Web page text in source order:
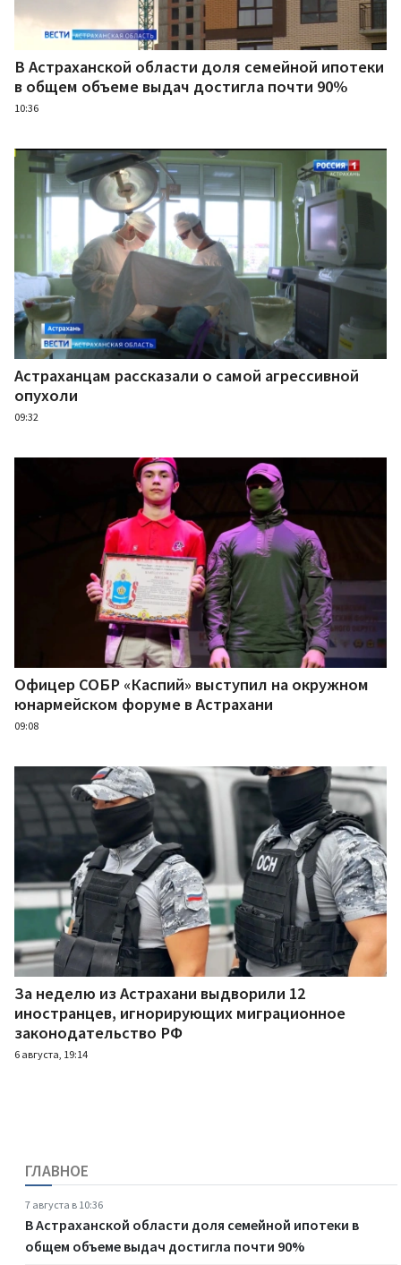
В Астраханской области доля семейной ипотеки
в общем объеме выдач достигла почти 90%
10:36
Астраханцам рассказали о самой агрессивной
опухоли
09:32
Офицер СОБР «Каспий» выступил на окружном
юнармейском форуме в Астрахани
09:08
За неделю из Астрахани выдворили 12
иностранцев, игнорирующих миграционное
законодательство РФ
6 августа, 19:14
ГЛАВНОЕ
7 августа в 10:36
В Астраханской области доля семейной ипотеки в
общем объеме выдач достигла почти 90%